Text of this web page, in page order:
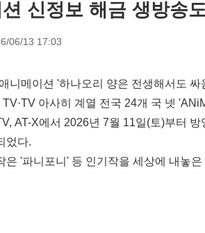
션 신정보 해금 생방송
06/13 17:03
니메이션 '하나오리 양은 전생해서도 싸
TV·TV 아사히 계열 전국 24개 국 넷
AT-X에서 2026년 7월 11일(토)부터 방
었다.
은 '파니포니' 등 인기작을 세상에 내놓